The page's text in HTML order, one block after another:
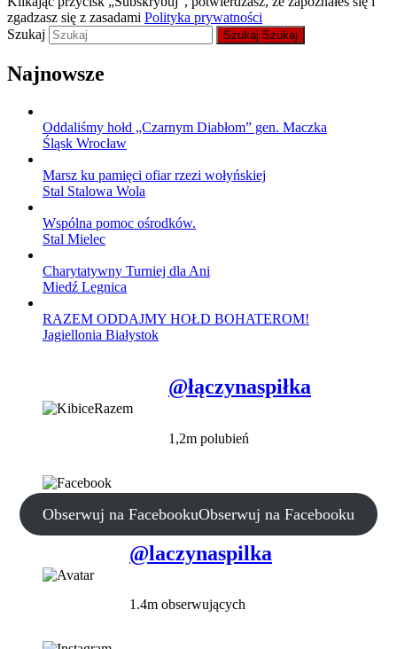
zgadzasz się z zasadami Polityka prywatności
Szukaj
Szukaj Szukaj
Najnowsze
Oddaliśmy hołd „Czarnym Diabłom” gen. Maczka
Śląsk Wrocław
Marsz ku pamięci ofiar rzezi wołyńskiej
Stal Stalowa Wola
Wspólna pomoc ośrodków.
Stal Mielec
Charytatywny Turniej dla Ani
Miedź Legnica
RAZEM ODDAJMY HOŁD BOHATEROM!
Jagiellonia Białystok
@łączynaspiłka
1,2m polubień
Obserwuj na FacebookuObserwuj na Facebooku
@laczynaspilka
1.4m obserwujących